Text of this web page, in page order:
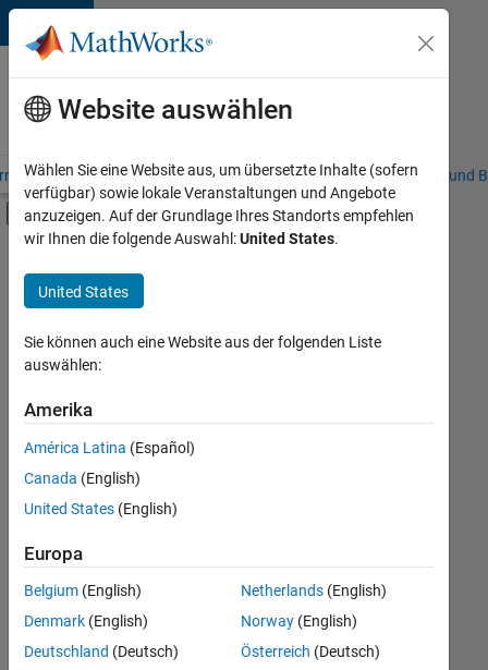
Weiter zum Inhalt
Karriere
bei
MathWorks
– Übersicht Stellensuche Niederlassungen Studierende und
Umschaltung für Off-Canvas-
Hauptinhalt
Information Technology
Commercial Sales
Inside Sales
Sales Operations
Marketing Communications
Marketing Services
Finance and Operations
Legal
+7
Derzeit
es
keine
offenen
Stellen,
Ihren
Suchkriterien
entsprechen.
können
Website auswählen
Wählen Sie eine Website aus, um übersetzte Inhalte (sofern
verfügbar) sowie lokale Veranstaltungen und Angebote
anzuzeigen. Auf der Grundlage Ihres Standorts empfehlen
wir Ihnen die folgende Auswahl:United States.
United States
Sie können auch eine Website aus der folgenden Liste
auswählen:
Amerika
América Latina (Español)
Canada (English)
United States (English)
Europa
Belgium (English)
Denmark (English)
Deutschland (Deutsch)
Netherlands(English)
Norway(English)
Österreich (Deutsch)